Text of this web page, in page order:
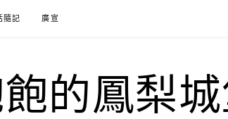
隨記 廣宣
的鳳梨